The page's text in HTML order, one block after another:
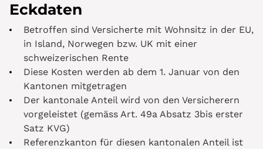
Eckdaten
Betroffen sind Versicherte mit Wohnsitz in der EU,
in Island, Norwegen bzw. UK mit einer
schweizerischen Rente
Diese Kosten werden ab dem 1. Januar von den
Kantonen mitgetragen
Der kantonale Anteil wird von den Versicherern
vorgeleistet (gemäss Art. 49a Absatz 3bis erster
Satz KVG)
Referenzkanton für diesen kantonalen Anteil ist